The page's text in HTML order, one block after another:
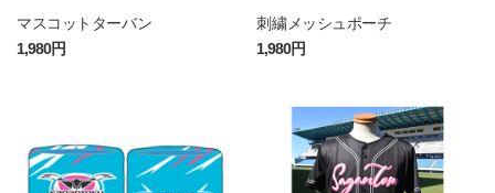
マスコットターバン
1,980円
刺繍メッシュポーチ
1,980円